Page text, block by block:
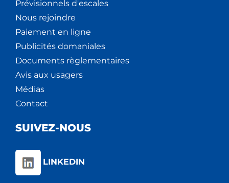
Prévisionnels d'escales
Nous rejoindre
Paiement en ligne
Publicités domaniales
Documents règlementaires
Avis aux usagers
Médias
Contact
SUIVEZ-NOUS
LINKEDIN